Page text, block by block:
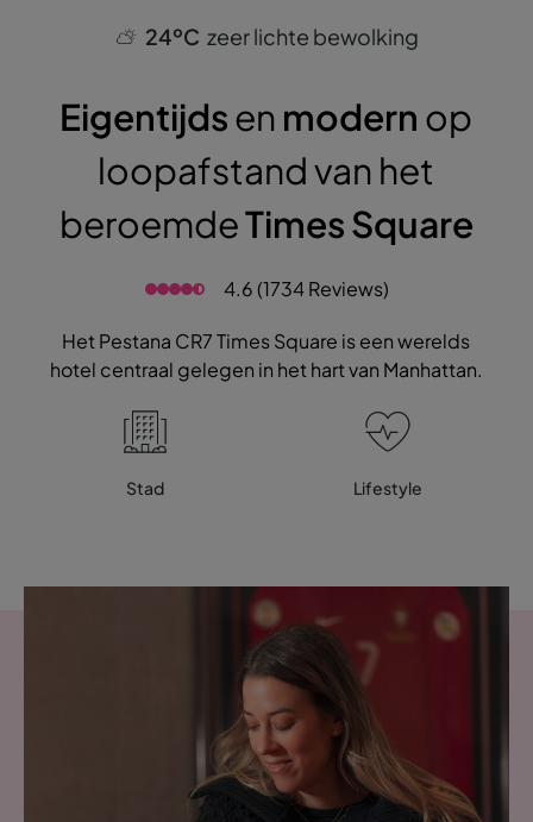
24ºC zeer lichte bewolking
Eigentijdsen modern op
loopafstand van het
beroemdeTimes Square
4.6 (1734 Reviews)
Het Pestana CR7 Times Square is een werelds
hotel centraal gelegen in het hart van Manhattan.
Stad Lifestyle